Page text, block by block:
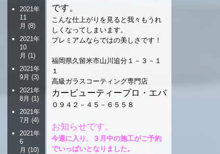
です。
こんな仕上がりを見ると我々もうれ
しくなってしまいます。
プレミアムならではの美しさです！
福岡県久留米市山川追分１－３－１
１
高級ガラスコーティング専門店
カービューティープロ・エバ
０９４２－４５－６５５８
お知らせです。
今週に入り、３月中の施工がご予約
でいっぱいとなりました。
2021年
11
月 (8)
2021年
10
月 (1)
2021年
9月 (3)
2021年
8月 (1)
2021年
7月 (4)
2021年
6
月 (10)